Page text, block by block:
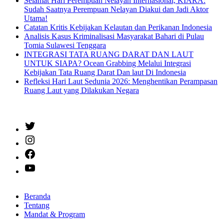
Sudah Saatnya Perempuan Nelayan Diakui dan Jadi Aktor
Utama!
Catatan Kritis Kebijakan Kelautan dan Perikanan Indonesia
Analisis Kasus Kriminalisasi Masyarakat Bahari di Pulau
Tomia Sulawesi Tenggara
INTEGRASI TATA RUANG DARAT DAN LAUT
UNTUK SIAPA? Ocean Grabbing Melalui Integrasi
Kebijakan Tata Ruang Darat Dan laut Di Indonesia
Refleksi Hari Laut Sedunia 2026: Menghentikan Perampasan
Ruang Laut yang Dilakukan Negara
Beranda
Tentang
Mandat & Program